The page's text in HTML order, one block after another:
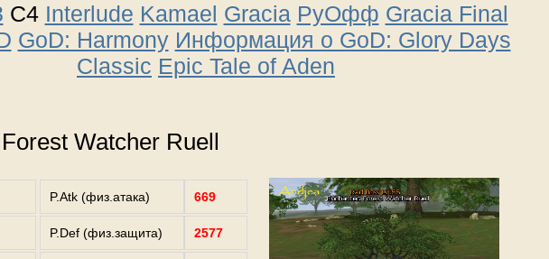
C4 Interlude Kamael Gracia РуОфф Gracia Final
GoD: Harmony Информация о GoD: Glory Days
Classic Epic Tale of Aden
Watcher Ruell
P.Atk (физ.атака) 669
P.Def (физ.защита) 2577